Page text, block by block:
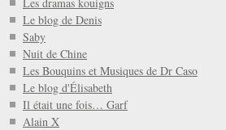
Le blog de Denis
Saby
Nuit de Chine
Les Bouquins et Musiques de Dr Caso
Le blog d'Élisabeth
Il était une fois… Garf
Alain X